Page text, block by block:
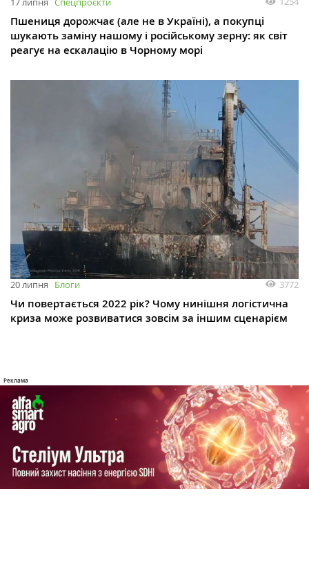
Пшениця дорожчає (але не в Україні), а покупці
шукають заміну нашому і російському зерну: як світ
реагує на ескалацію в Чорному морі
20 липня Блоги 3772
Чи повертається 2022 рік? Чому нинішня логістична
криза може розвиватися зовсім за іншим сценарієм